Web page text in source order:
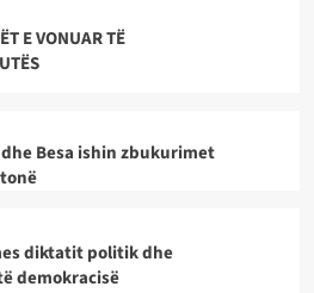
E VONUAR TË
Besa ishin zbukurimet
diktatit politik dhe
demokracisë